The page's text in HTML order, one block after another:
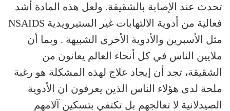
تحدث عند الإصابة بالشقيقة. ولعل هذه المادة أشد
فعالية من أدوية الالتهابات غير الستيرويدية NSAIDS
مثل الأسبرين والأدوية الأخرى الشبيهة . وبما أن
ملايين الناس في كل أنحاء العالم يعانون من
الشقيقة، تجد أن إيجاد علاج لهذه المشكلة هو رغبة
ملحة لدى هؤلاء الناس الذين يعرفون ان الأدوية
الصيدلانية لا تعالجهم بل تكتفي بتسكين آلامهم